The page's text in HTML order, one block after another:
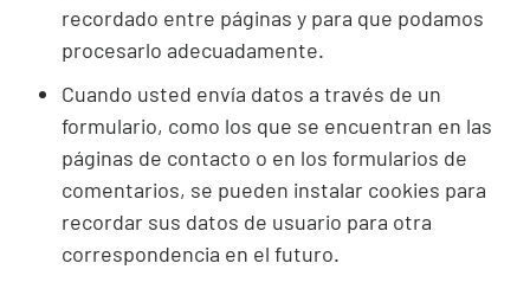
recordado entre páginas y para que podamos
procesarlo adecuadamente.
Cuando usted envía datos a través de un
formulario, como los que se encuentran en las
páginas de contacto o en los formularios de
comentarios, se pueden instalar cookies para
recordar sus datos de usuario para otra
correspondencia en el futuro.